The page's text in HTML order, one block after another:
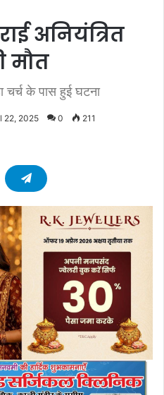
अनियंत्रित
मौत
चर्च के पास हुई घटना
22, 2025 0 211